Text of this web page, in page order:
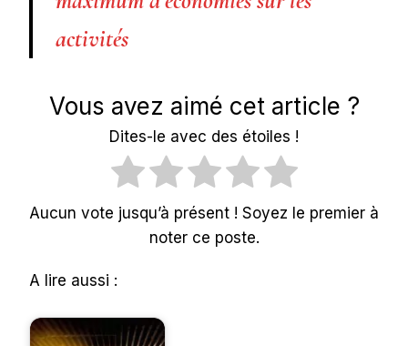
activités
Vous avez aimé cet article ?
Dites-le avec des étoiles !
Aucun vote jusqu’à présent ! Soyez le premier à
noter ce poste.
A lire aussi :